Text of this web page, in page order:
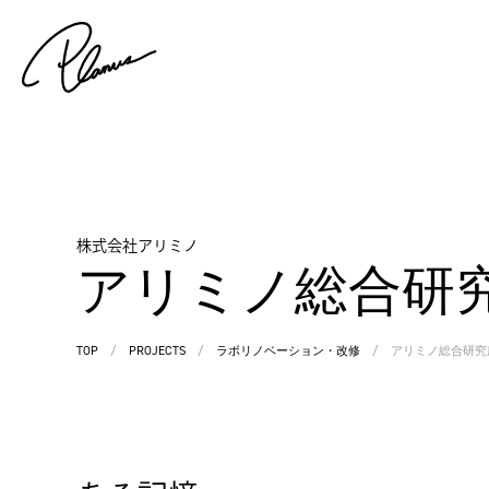
株式会社アリミノ
アリミノ総合研
TOP / PROJECTS / ラボリノベーション・改修 / アリミノ総合研